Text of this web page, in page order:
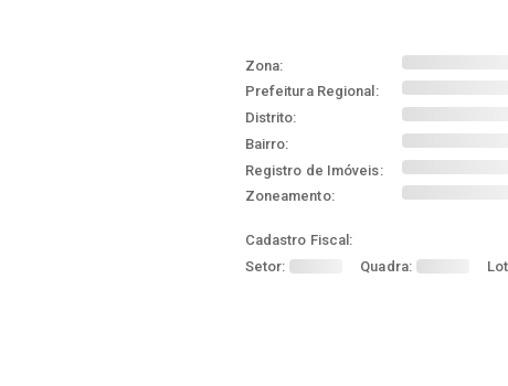
Zona:
Prefeitura Regional:
Distrito:
Bairro:
Registro de Imóveis:
Zoneamento:
Cadastro Fiscal:
Setor:
Quadra: